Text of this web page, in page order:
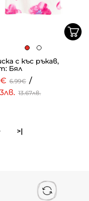
с къс ръкав,
Бял
6.99€ /
13.67лв.
>|